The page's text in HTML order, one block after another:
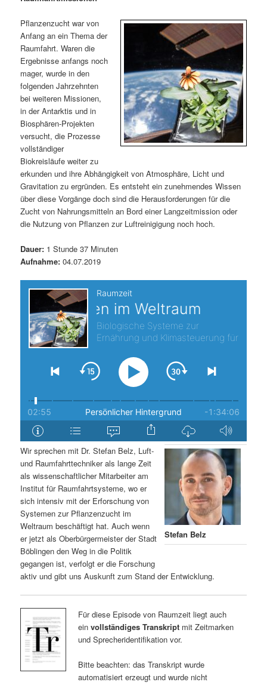
ä
r
e
n
I
n
h
a
t
s
r
g
e
n
n
d
ä
r
e
n
I
n
a
l
s
i
n
g
e
n
n
v
i
g
a
t
i
o
n
Pflanzenzucht war von
Anfang an ein Thema der
Raumfahrt. Waren die
Ergebnisse anfangs noch
mager, wurde in den
folgenden Jahrzehnten
bei weiteren Missionen,
in der Antarktis und in
Biosphären-Projekten
versucht, die Prozesse
vollständiger
Biokreisläufe weiter zu
erkunden und ihre Abhängigkeit von Atmosphäre, Licht und
Gravitation zu ergründen. Es entsteht ein zunehmendes Wissen
über diese Vorgänge doch sind die Herausforderungen für die
Zucht von Nahrungsmitteln an Bord einer Langzeitmission oder
die Nutzung von Pflanzen zur Luftreinigigung noch hoch.
Dauer: 1 Stunde 37 Minuten
Aufnahme: 04.07.2019
Stefan Belz
Wir sprechen mit Dr. Stefan Belz, Luft-
und Raumfahrttechniker als lange Zeit
als wissenschaftlicher Mitarbeiter am
Institut für Raumfahrtsysteme, wo er
sich intensiv mit der Erforschung von
Systemen zur Pflanzenzucht im
Weltraum beschäftigt hat. Auch wenn
er jetzt als Oberbürgermeister der Stadt
Böblingen den Weg in die Politik
gegangen ist, verfolgt er die Forschung
aktiv und gibt uns Auskunft zum Stand der Entwicklung.
Für diese Episode von Raumzeit liegt auch
ein vollständiges Transkriptmit Zeitmarken
und Sprecheridentifikation vor.
Bitte beachten: das Transkript wurde
automatisiert erzeugt und wurde nicht